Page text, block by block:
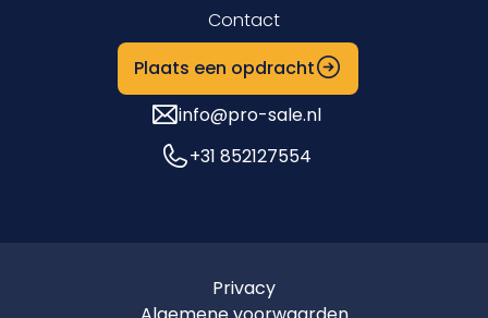
Contact
Plaats een opdracht
info@pro-sale.nl
+31 852127554
Privacy